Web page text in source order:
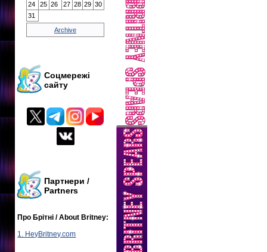
24
25 26 27 28 29 30
31
Archive
Соцмережі
сайту
Партнери /
Partners
Про Брітні / About Britney:
1. HeyBritney.com